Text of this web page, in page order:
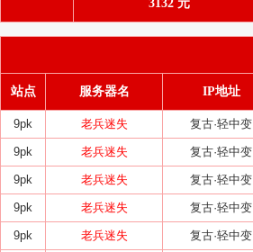
3132 元
站点 服务器名 IP地址
9pk 老兵迷失 复古·轻中变
9pk 老兵迷失 复古·轻中变
9pk 老兵迷失 复古·轻中变
9pk 老兵迷失 复古·轻中变
9pk 老兵迷失 复古·轻中变